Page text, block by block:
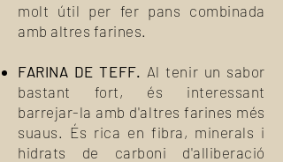
molt útil per fer pans combinada
amb altres farines.
FARINA DE TEFF. Al tenir un sabor
bastant fort, és interessant
barrejar-la amb d'altres farines més
suaus. És rica en fibra, minerals i
hidrats de carboni d'alliberació